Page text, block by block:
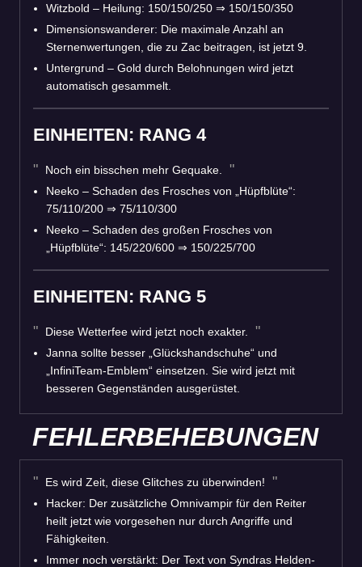
Witzbold – Heilung: 150/150/250 ⇒ 150/150/350
Dimensionswanderer: Die maximale Anzahl an
Sternenwertungen, die zu Zac beitragen, ist jetzt 9.
Untergrund – Gold durch Belohnungen wird jetzt
automatisch gesammelt.
EINHEITEN: RANG 4
Noch ein bisschen mehr Gequake.
Neeko – Schaden des Frosches von „Hüpfblüte“:
75/110/200 ⇒ 75/110/300
Neeko – Schaden des großen Frosches von
„Hüpfblüte“: 145/220/600 ⇒ 150/225/700
EINHEITEN: RANG 5
Diese Wetterfee wird jetzt noch exakter.
Janna sollte besser „Glückshandschuhe“ und
„InfiniTeam-Emblem“ einsetzen. Sie wird jetzt mit
besseren Gegenständen ausgerüstet.
FEHLERBEHEBUNGEN
Es wird Zeit, diese Glitches zu überwinden!
Hacker: Der zusätzliche Omnivampir für den Reiter
heilt jetzt wie vorgesehen nur durch Angriffe und
Fähigkeiten.
Immer noch verstärkt: Der Text von Syndras Helden-